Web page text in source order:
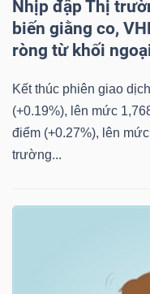
Nhịp đập Thị
biến giằng co,
ròng từ khối
Kết thúc phiên giao
(+0.19%), lên mức
điểm (+0.27%), lên
trường...